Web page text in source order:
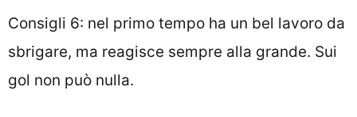
Consigli 6: nel primo tempo ha un bel lavoro da
sbrigare, ma reagisce sempre alla grande. Sui
gol non può nulla.